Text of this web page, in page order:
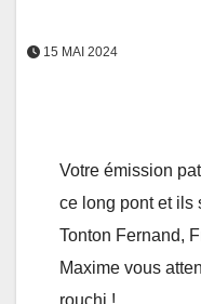
15 MAI 2024
Votre émission
ce long pont et ils
Tonton Fernand,
Maxime vous